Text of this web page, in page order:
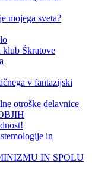
mojega sveta?
Škratove
v fantazijski
otroške delavnice
in
IN SPOLU